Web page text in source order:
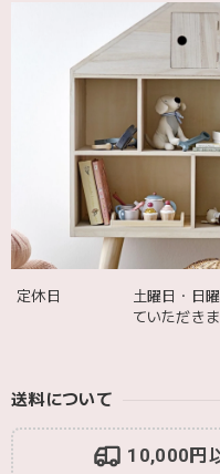
2025/12/09
発送も届くのも早かった
て嬉しかったです🎈誕生
2025/12/02
定休日
土曜日・日
ていただき
送料について
10,000円